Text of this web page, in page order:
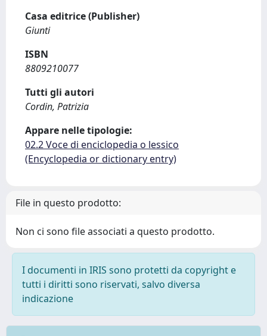
Casa editrice (Publisher)
Giunti
ISBN
8809210077
Tutti gli autori
Cordin, Patrizia
Appare nelle tipologie:
02.2 Voce di enciclopedia o lessico
(Encyclopedia or dictionary entry)
File in questo prodotto:
Non ci sono file associati a questo prodotto.
I documenti in IRIS sono protetti da copyright e
tutti i diritti sono riservati, salvo diversa
indicazione